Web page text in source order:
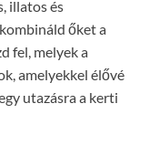
illatos és
őket a
fel, melyek a
amelyekkel élővé
utazásra a kerti